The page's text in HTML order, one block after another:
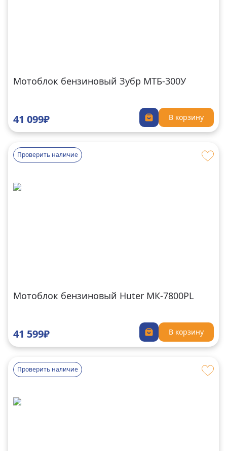
Мотоблок бензиновый Зубр МТБ-300У
41 099₽ В корзину
Проверить наличие
Мотоблок бензиновый Huter MК-7800PL
41 599₽ В корзину
Проверить наличие